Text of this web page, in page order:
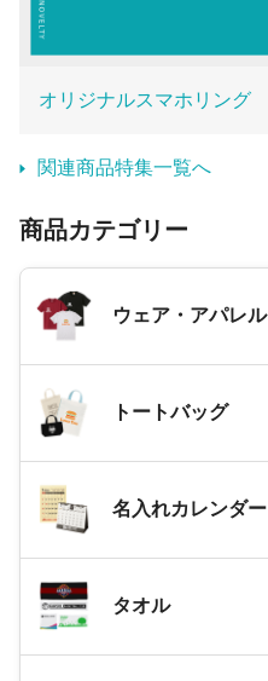
オリジナルスマホリング
関連商品特集一覧へ
商品カテゴリー
ウェア・アパレル
トートバッグ
名入れカレンダー
タオル